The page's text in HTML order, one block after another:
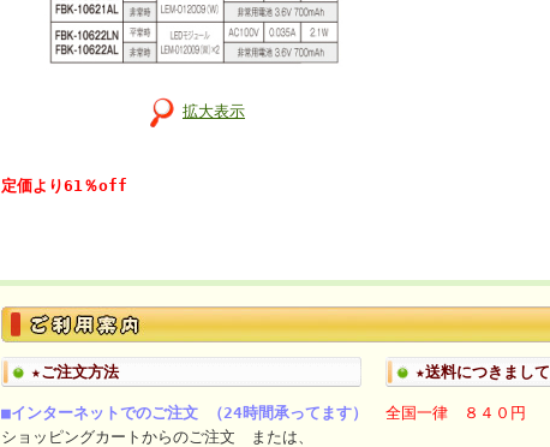
拡大表示
定価より61％off
★ご注文方法
■インターネットでのご注文 （24時間承ってます）
ショッピングカートからのご注文 または、
★送料につきまして
全国一律 ８４０円